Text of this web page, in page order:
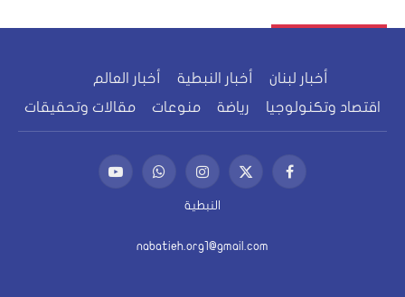
أخبار لبنان أخبار النبطية
أخبار العالم
اقتصاد وتكنولوجيا
رياضة منوعات مقالات وتحقيقات
فيسبوكX
(Twitter)
الانستغرامواتساب يوتيوب
النبطية
nabatieh.org1@gmail.com